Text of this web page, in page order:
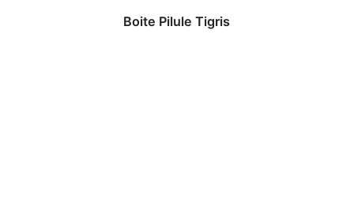
Boite Pilule Tigris